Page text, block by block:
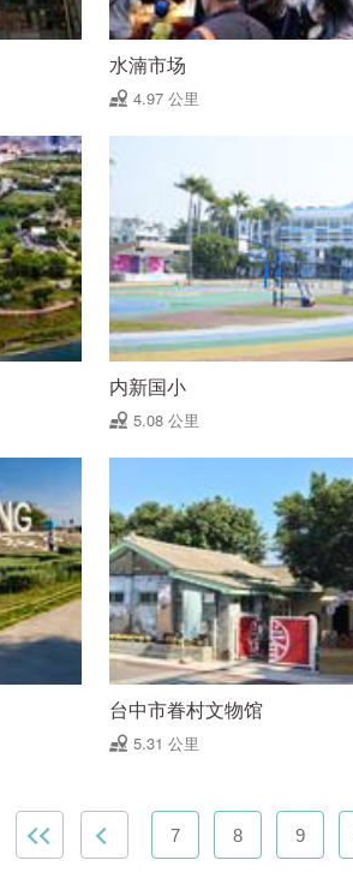
水湳市场
4.97 公里
内新国小
5.08 公里
台中市眷村文物馆
5.31 公里
7 8 9